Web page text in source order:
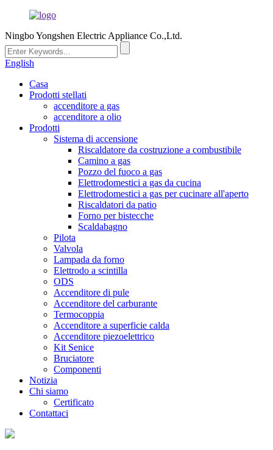
Ningbo Yongshen Electric Appliance Co.,Ltd.
English
Casa
Prodotti stellati
accenditore a gas
accenditore a olio
Prodotti
Sistema di accensione
Riscaldatore da costruzione a combustibile
Camino a gas
Pozzo del fuoco a gas
Elettrodomestici a gas da cucina
Elettrodomestici a gas per cucinare all'aperto
Riscaldatori da patio
Forno per bistecche
Scaldabagno
Pilota
Valvola
Lampada da forno
Elettrodo a scintilla
ODS
Accenditore di pule
Accenditore del carburante
Termocoppia
Accenditore a superficie calda
Accenditore piezoelettrico
Kit Senice
Bruciatore
Componenti
Notizia
Chi siamo
Certificato
Contattaci